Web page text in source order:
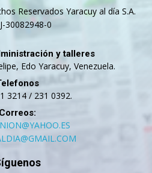
Reservados Yaracuy al día S.A.
30082948-0
y talleres
Edo Yaracuy, Venezuela.
3214 / 231 0392.
Correos: